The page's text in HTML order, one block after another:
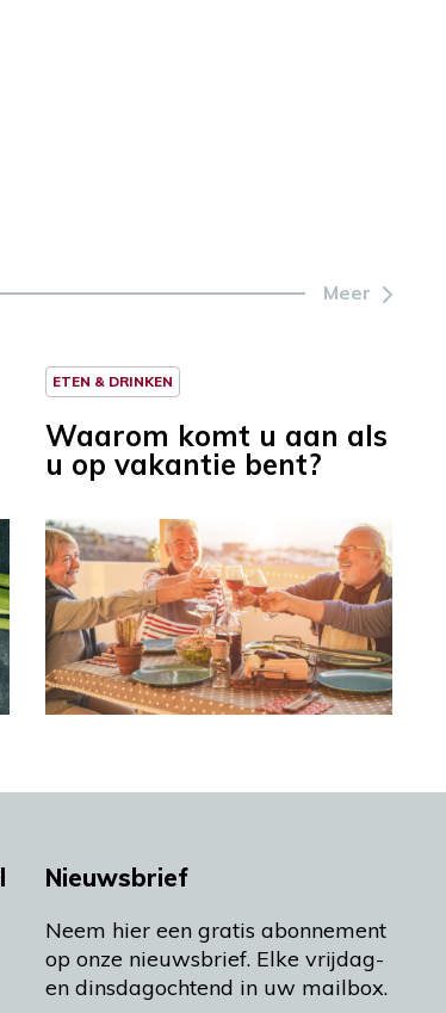
Meer
ETEN & DRINKEN
Waarom komt u aan als
u op vakantie bent?
Nieuwsbrief
Neem hier een gratis abonnement
op onze nieuwsbrief. Elke vrijdag-
en dinsdagochtend in uw mailbox.